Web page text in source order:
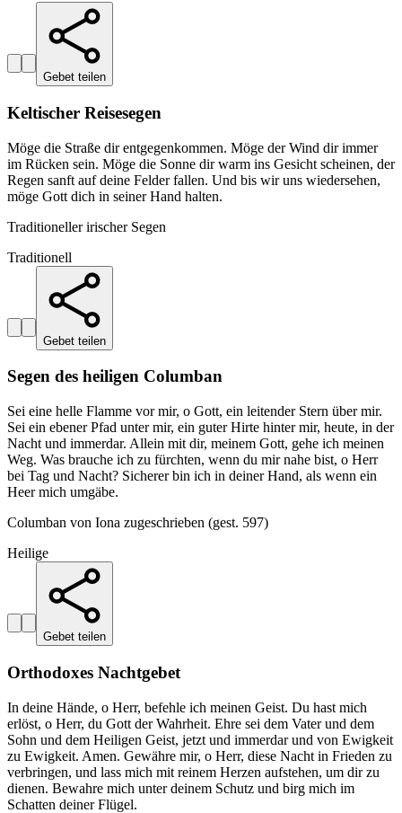
Gebet teilen
Keltischer Reisesegen
Möge die Straße dir entgegenkommen. Möge der Wind dir immer
im Rücken sein. Möge die Sonne dir warm ins Gesicht scheinen, der
Regen sanft auf deine Felder fallen. Und bis wir uns wiedersehen,
möge Gott dich in seiner Hand halten.
Traditioneller irischer Segen
Traditionell
Gebet teilen
Segen des heiligen Columban
Sei eine helle Flamme vor mir, o Gott, ein leitender Stern über mir.
Sei ein ebener Pfad unter mir, ein guter Hirte hinter mir, heute, in der
Nacht und immerdar. Allein mit dir, meinem Gott, gehe ich meinen
Weg. Was brauche ich zu fürchten, wenn du mir nahe bist, o Herr
bei Tag und Nacht? Sicherer bin ich in deiner Hand, als wenn ein
Heer mich umgäbe.
Columban von Iona zugeschrieben (gest. 597)
Heilige
Gebet teilen
Orthodoxes Nachtgebet
In deine Hände, o Herr, befehle ich meinen Geist. Du hast mich
erlöst, o Herr, du Gott der Wahrheit. Ehre sei dem Vater und dem
Sohn und dem Heiligen Geist, jetzt und immerdar und von Ewigkeit
zu Ewigkeit. Amen. Gewähre mir, o Herr, diese Nacht in Frieden zu
verbringen, und lass mich mit reinem Herzen aufstehen, um dir zu
dienen. Bewahre mich unter deinem Schutz und birg mich im
Schatten deiner Flügel.